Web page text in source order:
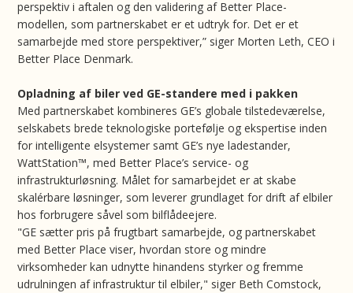
perspektiv i aftalen og den validering af Better Place-
modellen, som partnerskabet er et udtryk for. Det er et
samarbejde med store perspektiver,” siger Morten Leth, CEO i
Better Place Denmark.
Opladning af biler ved GE-standere med i pakken
Med partnerskabet kombineres GE’s globale tilstedeværelse,
selskabets brede teknologiske portefølje og ekspertise inden
for intelligente elsystemer samt GE’s nye ladestander,
WattStation™, med Better Place’s service- og
infrastrukturløsning. Målet for samarbejdet er at skabe
skalérbare løsninger, som leverer grundlaget for drift af elbiler
hos forbrugere såvel som bilflådeejere.
"GE sætter pris på frugtbart samarbejde, og partnerskabet
med Better Place viser, hvordan store og mindre
virksomheder kan udnytte hinandens styrker og fremme
udrulningen af infrastruktur til elbiler," siger Beth Comstock,